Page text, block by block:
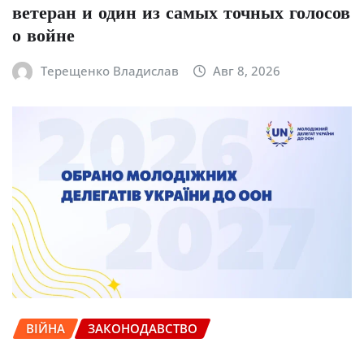
ветеран и один из самых точных голосов
о войне
Терещенко Владислав Авг 8, 2026
ВІЙНА ЗАКОНОДАВСТВО